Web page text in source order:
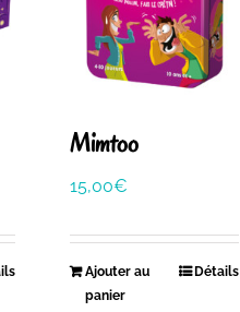
Mimtoo
15,00€
Ajouter au
panier
Détails